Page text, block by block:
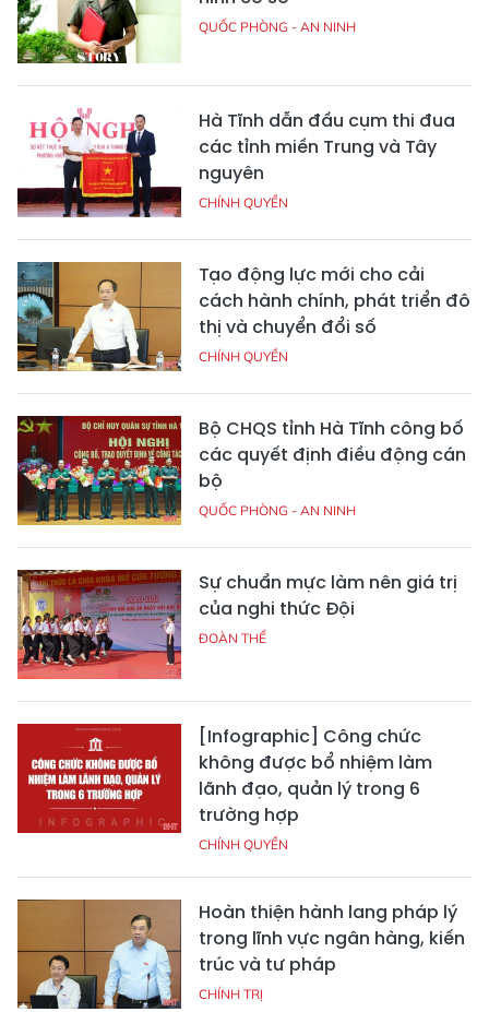
QUỐC PHÒNG - AN NINH
Hà Tĩnh dẫn đầu cụm thi đua
các tỉnh miền Trung và Tây
nguyên
CHÍNH QUYỀN
Tạo động lực mới cho cải
cách hành chính, phát triển đô
thị và chuyển đổi số
CHÍNH QUYỀN
Bộ CHQS tỉnh Hà Tĩnh công bố
các quyết định điều động cán
bộ
QUỐC PHÒNG - AN NINH
Sự chuẩn mực làm nên giá trị
của nghi thức Đội
ĐOÀN THỂ
[Infographic] Công chức
không được bổ nhiệm làm
lãnh đạo, quản lý trong 6
trường hợp
CHÍNH QUYỀN
Hoàn thiện hành lang pháp lý
trong lĩnh vực ngân hàng, kiến
trúc và tư pháp
CHÍNH TRỊ